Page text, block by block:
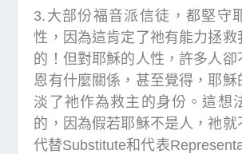
3.大部份福音派信徒，都堅守
性，因為這肯定了祂有能力拯救
的！但對耶穌的人性，許多人卻
恩有什麼關係，甚至覺得，耶穌
淡了祂作為救主的身份。這想
的，因為假若耶穌不是人，祂就
代替Substitute和代表